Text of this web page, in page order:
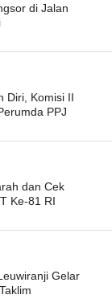
di Jalan
Diri, Komisi II
PPJ
dan Cek
Ke-81 RI
Gelar